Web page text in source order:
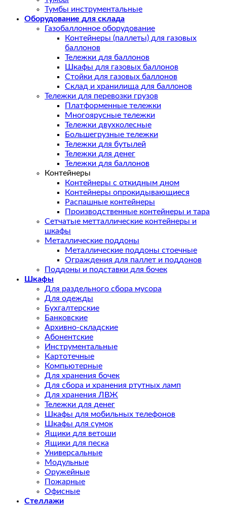
Тумбы инструментальные
Оборудование для склада
Газобаллонное оборудование
Контейнеры (паллеты) для газовых
баллонов
Тележки для баллонов
Шкафы для газовых баллонов
Стойки для газовых баллонов
Склад и хранилища для баллонов
Тележки для перевозки грузов
Платформенные тележки
Многоярусные тележки
Тележки двухколесные
Большегрузные тележки
Тележки для бутылей
Тележки для денег
Тележки для баллонов
Контейнеры
Контейнеры с откидным дном
Контейнеры опрокидывающиеся
Распашные контейнеры
Производственные контейнеры и тара
Сетчатые метталлические контейнеры и
шкафы
Металлические поддоны
Металлические поддоны стоечные
Ограждения для паллет и поддонов
Поддоны и подставки для бочек
Шкафы
Для раздельного сбора мусора
Для одежды
Бухгалтерские
Банковские
Архивно-складские
Абонентские
Инструментальные
Картотечные
Компьютерные
Для хранения бочек
Для сбора и хранения ртутных ламп
Для хранения ЛВЖ
Тележки для денег
Шкафы для мобильных телефонов
Шкафы для сумок
Ящики для ветоши
Ящики для песка
Универсальные
Модульные
Оружейные
Пожарные
Офисные
Стеллажи